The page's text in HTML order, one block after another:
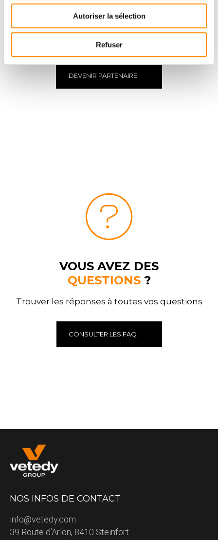
Autoriser la sélection
Refuser
VOUS ÊTES
PROFESSIONNEL
Faites partie de nos partenaires
DEVENIR PARTENAIRE
VOUS AVEZ DES
QUESTIONS?
Trouver les réponses à toutes vos questions
CONSULTER LES FAQ
NOS INFOS DE CONTACT
info@vetedy.com
39 Route d’Arlon, 8410 Steinfort